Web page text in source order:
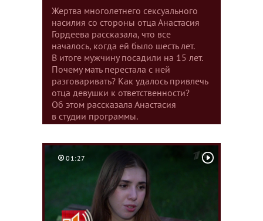
Жертва многолетнего сексуального
насилия со стороны отца Анастасия
Гордеева рассказала, что все
началось, когда ей было шесть лет.
В итоге мужчину посадили на 15 лет.
Почему мать перестала с ней
разговаривать? Как удалось привлечь
отца девушки к ответственности?
Об этом рассказала Анастасия
в студии программы.
01:27